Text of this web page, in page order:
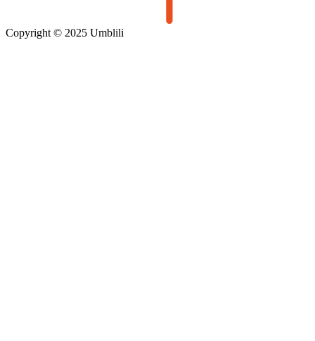
Copyright © 2025 Umblili